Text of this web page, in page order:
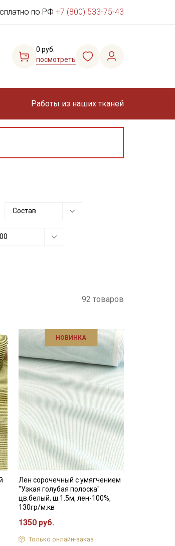
по РФ +7 (800) 533-75-43
0 руб.
посмотреть
Работы из наших тканей
Состав
92 товаров
НОВИНКА
Лен сорочечный с умягчением
"Узкая голубая полоска"
цв.белый, ш.1.5м, лен-100%,
130гр/м.кв
1350 руб.
Только онлайн-заказ